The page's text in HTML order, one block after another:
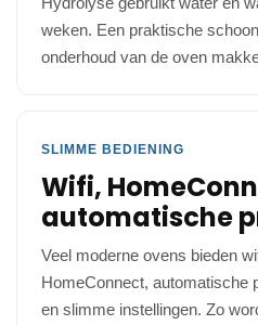
weken. Een praktische
onderhoud van de oven
SLIMME BEDIENING
Wifi,
automatische
Veel moderne ovens bieden
HomeConnect, automatische
en slimme instellingen. Zo